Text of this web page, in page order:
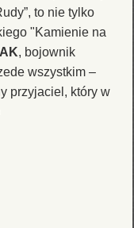
to nie tylko
"Kamienie na
, bojownik
wszystkim –
przyjaciel, który w